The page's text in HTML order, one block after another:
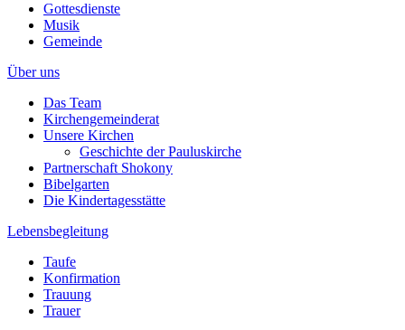
Gottesdienste
Musik
Gemeinde
Über uns
Das Team
Kirchengemeinderat
Unsere Kirchen
Geschichte der Pauluskirche
Partnerschaft Shokony
Bibelgarten
Die Kindertagesstätte
Lebensbegleitung
Taufe
Konfirmation
Trauung
Trauer